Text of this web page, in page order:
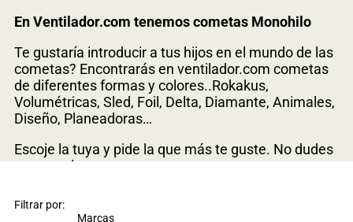
En Ventilador.com tenemos cometas Monohilo
Te gustaría introducir a tus hijos en el mundo de las
cometas? Encontrarás en ventilador.com cometas
de diferentes formas y colores..Rokakus,
Volumétricas, Sled, Foil, Delta, Diamante, Animales,
Diseño, Planeadoras…
Escoje la tuya y pide la que más te guste. No dudes
en consultarnos
Tenemos todas las piezas, recambios, varillas de
carbono, hilos de Dynnema para tu cometa
Filtrar por: